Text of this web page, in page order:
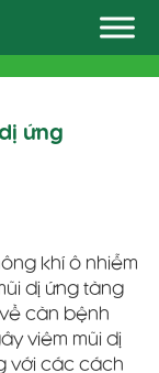
ứng
khí ô nhiễm
dị ứng tăng
căn bệnh
viêm mũi dị
với các cách